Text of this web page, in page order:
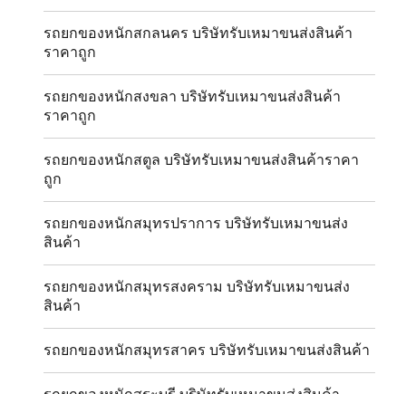
รถยกของหนักสกลนคร บริษัทรับเหมาขนส่งสินค้า
ราคาถูก
รถยกของหนักสงขลา บริษัทรับเหมาขนส่งสินค้า
ราคาถูก
รถยกของหนักสตูล บริษัทรับเหมาขนส่งสินค้าราคา
ถูก
รถยกของหนักสมุทรปราการ บริษัทรับเหมาขนส่ง
สินค้า
รถยกของหนักสมุทรสงคราม บริษัทรับเหมาขนส่ง
สินค้า
รถยกของหนักสมุทรสาคร บริษัทรับเหมาขนส่งสินค้า